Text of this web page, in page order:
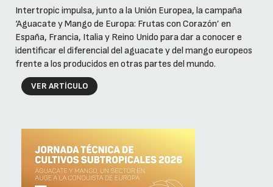
Intertropic impulsa, junto a la Unión Europea, la campaña
‘Aguacate y Mango de Europa: Frutas con Corazón’ en
España, Francia, Italia y Reino Unido para dar a conocer e
identificar el diferencial del aguacate y del mango europeos
frente a los producidos en otras partes del mundo.
VER ARTÍCULO